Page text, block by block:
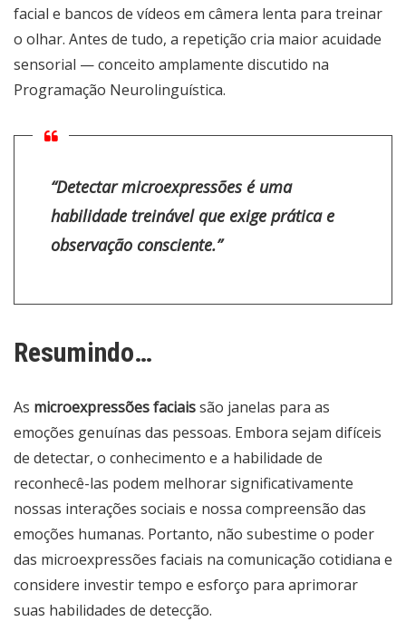
facial e bancos de vídeos em câmera lenta para treinar
o olhar. Antes de tudo, a repetição cria maior acuidade
sensorial — conceito amplamente discutido na
Programação Neurolinguística.
“Detectar microexpressões é uma
habilidade treinável que exige prática e
observação consciente.”
Resumindo…
As microexpressões faciaissão janelas para as
emoções genuínas das pessoas. Embora sejam difíceis
de detectar, o conhecimento e a habilidade de
reconhecê-las podem melhorar significativamente
nossas interações sociais e nossa compreensão das
emoções humanas. Portanto, não subestime o poder
das microexpressões faciais na comunicação cotidiana e
considere investir tempo e esforço para aprimorar
suas habilidades de detecção.